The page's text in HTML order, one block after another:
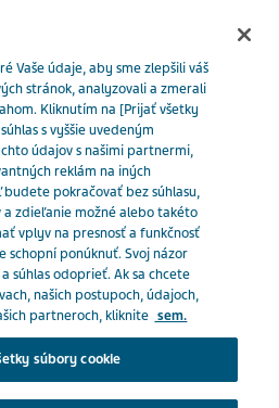
pracovník v
musíte byť pracovníkom v
materiály obsiahnuté v tejto
Katalóg produktov
Valsartan
Teva
SYSTÉM
Vaše údaje, aby sme zlepšili váš
stránok, analyzovali a zmerali
Kliknutím na [Prijať všetky
s vyššie uvedeným
údajov s našimi partnermi,
reklám na iných
budete pokračovať bez súhlasu,
zdieľanie možné alebo takéto
vplyv na presnosť a funkčnosť
schopní ponúknuť. Svoj názor
súhlas odoprieť. Ak sa chcete
našich postupoch, údajoch,
partneroch, kliknite sem.
súbory cookie